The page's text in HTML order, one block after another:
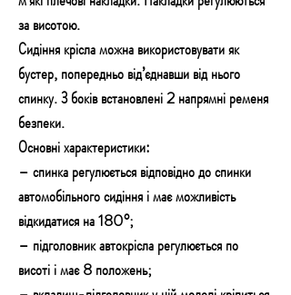
за висотою.
Сидіння крісла можна використовувати як
бустер, попередньо від’єднавши від нього
спинку. З боків встановлені 2 напрямні ременя
безпеки.
Основні характеристики:
– спинка регулюється відповідно до спинки
автомобільного сидіння і має можливість
відкидатися на 180°;
– підголовник автокрісла регулюється по
висоті і має 8 положень;